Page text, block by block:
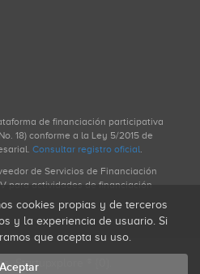
de financiación participativa
18) conforme a la Ley 5/2015 de
Consultar registro oficial.
de Servicios de Financiación
para actividades de financiación
Startupxplore ® {0}.
cookies propias y de terceros
y la experiencia de usuario. Si
que acepta su uso.
Aceptar